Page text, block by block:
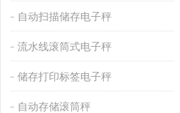
自动扫描储存电子秤
流水线滚筒式电子秤
储存打印标签电子秤
自动存储滚筒秤